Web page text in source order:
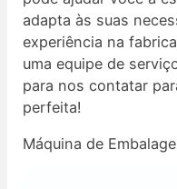
adapta às suas
experiência na
uma equipe de
para nos contatar
perfeita!
Máquina de